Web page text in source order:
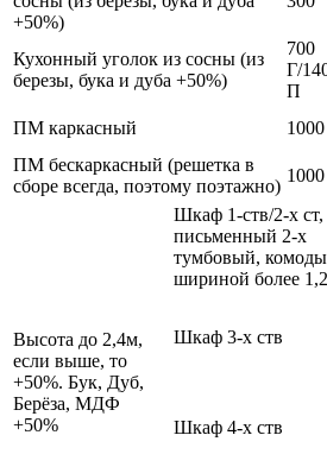
+50%)
Кухонный уголок из сосны (из
березы, бука и дуба +50%)
700
Г/
П
ПМ каркасный 1000
ПМ бескаркасный (решетка в
сборе всегда, поэтому поэтажно)
1000
Высота до 2,4м,
если выше, то
+50%. Бук, Дуб,
Берёза, МДФ
+50%
Шкаф 1-ств/2-х ст,
письменный 2-х
тумбовый, комоды
шириной более
Шкаф 3-х ств
Шкаф 4-х ств